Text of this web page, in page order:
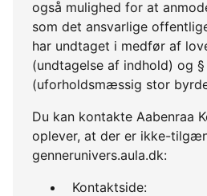
også mulighed for at
som det ansvarlige
har undtaget i medfør af
(undtagelse af indhold) og
(uforholdsmæssig stor
Du kan kontakte Aabenraa
oplever, at der er ikke-
gennerunivers.aula.dk:
Kontaktside: